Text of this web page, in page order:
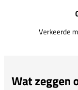
Verkeerde
Wat zeggen